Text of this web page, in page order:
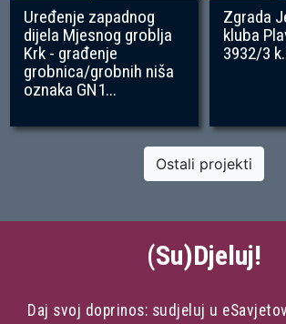
Uređenje zapadnog
dijela Mjesnog groblja
Krk - građenje
grobnica/grobnih niša
oznaka GN1...
Zgrada
kluba
3932/3
Ostali projekti
(Su)Djeluj!
Daj svoj doprinos: sudjeluj u